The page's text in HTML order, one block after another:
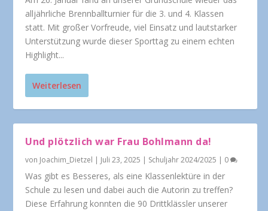
alljährliche Brennballturnier für die 3. und 4. Klassen
statt. Mit großer Vorfreude, viel Einsatz und lautstarker
Unterstützung wurde dieser Sporttag zu einem echten
Highlight...
Weiterlesen
Und plötzlich war Frau Bohlmann da!
von Joachim_Dietzel | Juli 23, 2025 | Schuljahr 2024/2025 | 0
Was gibt es Besseres, als eine Klassenlektüre in der
Schule zu lesen und dabei auch die Autorin zu treffen?
Diese Erfahrung konnten die 90 Drittklässler unserer